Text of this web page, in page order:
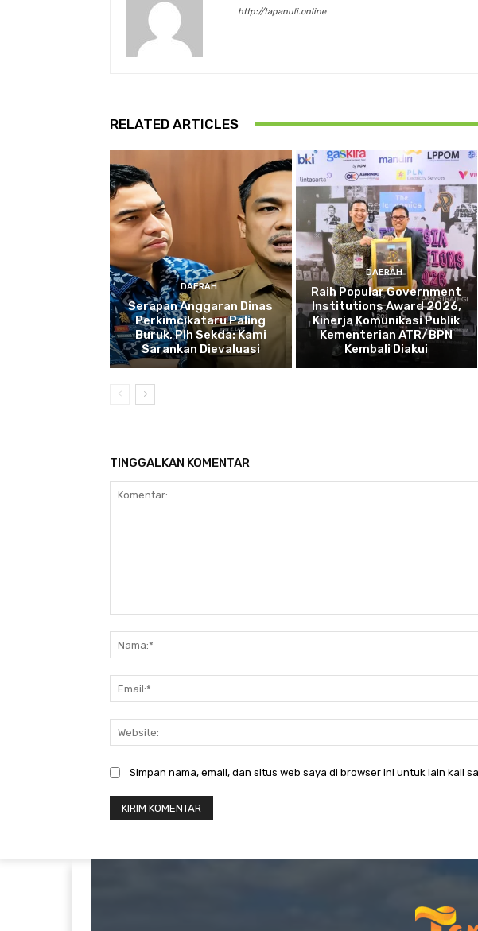
http://tapanuli.online
RELATED ARTICLES
DAERAH
Serapan Anggaran Dinas
Perkimcikataru Paling
Buruk, Plh Sekda: Kami
Sarankan Dievaluasi
DAERAH
Raih Popular Government
Institutions Award 2026,
Kinerja Komunikasi Publik
Kementerian ATR/BPN
Kembali Diakui
TINGGALKAN KOMENTAR
Simpan nama, email, dan situs web saya di browser ini untuk lain kali